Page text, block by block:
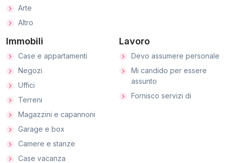
Arte
Altro
Immobili
Case e appartamenti
Negozi
Uffici
Terreni
Magazzini e capannoni
Garage e box
Camere e stanze
Case vacanza
Lavoro
Devo assumere personale
Mi candido per essere
assunto
Fornisco servizi di